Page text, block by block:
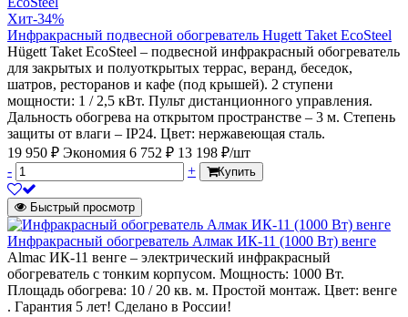
Хит-34%
Инфракрасный подвесной обогреватель Hugett Taket EcoSteel
Hügett Taket EcoSteel – подвесной инфракрасный обогреватель
для закрытых и полуоткрытых террас, веранд, беседок,
шатров, ресторанов и кафе (под крышей). 2 ступени
мощности: 1 / 2,5 кВт. Пульт дистанционного управления.
Дальность обогрева на открытом пространстве – 3 м. Степень
защиты от влаги – IP24. Цвет: нержавеющая сталь.
19 950 ₽ Экономия 6 752 ₽ 13 198 ₽/шт
-
+ Купить
Быстрый просмотр
Инфракрасный обогреватель Алмак ИК-11 (1000 Вт) венге
Almac ИК-11 венге – электрический инфракрасный
обогреватель с тонким корпусом. Мощность: 1000 Вт.
Площадь обогрева: 10 / 20 кв. м. Простой монтаж. Цвет: венге
. Гарантия 5 лет! Сделано в России!